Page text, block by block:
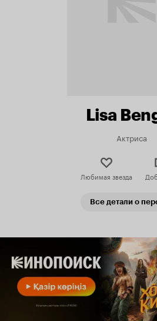
Lisa
Актриса
Любимая звезда
Все детали о